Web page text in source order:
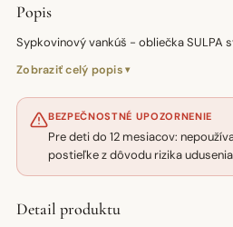
Popis
Sypkovinový vankúš - obliečka SULPA
Zobraziť celý popis
BEZPEČNOSTNÉ UPOZORNENIE
Pre deti do 12 mesiacov:
postieľke z dôvodu rizika
Detail produktu